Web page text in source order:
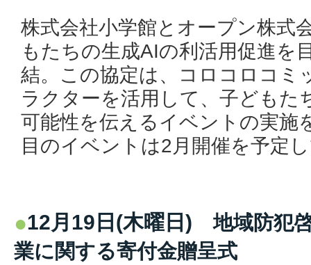
株式会社小学館とオープン株式
もたちの生成AIの利活用促進を
結。この協定は、コロコロコミ
ラクターを活用して、子どもた
可能性を伝えるイベントの実施
目のイベントは2月開催を予定
12月19日(木曜日)地域防犯
業に関する寄付金贈呈式